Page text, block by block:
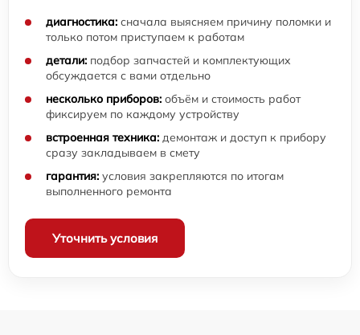
диагностика: сначала выясняем причину поломки и
только потом приступаем к работам
детали: подбор запчастей и комплектующих
обсуждается с вами отдельно
несколько приборов: объём и стоимость работ
фиксируем по каждому устройству
встроенная техника: демонтаж и доступ к прибору
сразу закладываем в смету
гарантия: условия закрепляются по итогам
выполненного ремонта
Уточнить условия